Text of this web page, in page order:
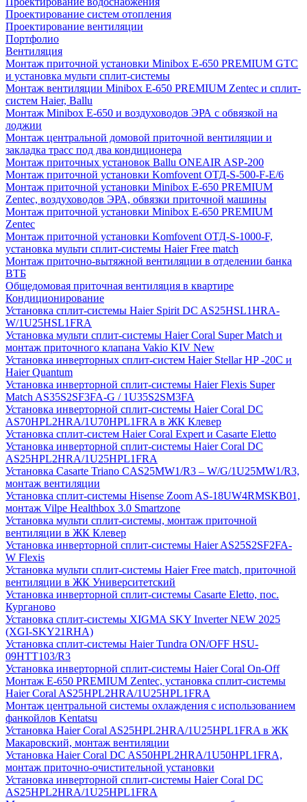
Проектирование систем отопления
Проектирование вентиляции
Портфолио
Вентиляция
Монтаж приточной установки Minibox E-650 PREMIUM GTC
и установка мульти сплит-системы
Монтаж вентиляции Minibox E-650 PREMIUM Zentec и сплит-
систем Haier, Ballu
Монтаж Minibox E-650 и воздуховодов ЭРА с обвязкой на
лоджии
Монтаж центральной домовой приточной вентиляции и
закладка трасс под два кондиционера
Монтаж приточных установок Ballu ONEAIR ASP-200
Монтаж приточной установки Komfovent ОТД-S-500-F-E/6
Монтаж приточной установки Minibox E-650 PREMIUM
Zentec, воздуховодов ЭРА, обвязки приточной машины
Монтаж приточной установки Minibox E-650 PREMIUM
Zentec
Монтаж приточной установки Komfovent ОТД-S-1000-F,
установка мульти сплит-системы Haier Free match
Монтаж приточно-вытяжной вентиляции в отделении банка
ВТБ
Общедомовая приточная вентиляция в квартире
Кондиционирование
Установка сплит-системы Haier Spirit DC AS25HSL1HRA-
W/1U25HSL1FRA
Установка мульти сплит-системы Haier Coral Super Match и
монтаж приточного клапана Vakio KIV New
Установка инверторных сплит-систем Haier Stellar HP -20С и
Haier Quantum
Установка инверторной сплит-системы Haier Flexis Super
Match AS35S2SF3FA-G / 1U35S2SM3FA
Установка инверторной сплит-системы Haier Coral DC
AS70HPL2HRA/1U70HPL1FRA в ЖК Клевер
Установка сплит-систем Haier Coral Expert и Casarte Eletto
Установка инверторной сплит-системы Haier Coral DC
AS25HPL2HRA/1U25HPL1FRA
Установка Casarte Triano CAS25MW1/R3 – W/G/1U25MW1/R3,
монтаж вентиляции
Установка сплит-системы Hisense Zoom AS-18UW4RMSKB01,
монтаж Vilpe Healthbox 3.0 Smartzone
Установка мульти сплит-системы, монтаж приточной
вентиляции в ЖК Клевер
Установка инверторной сплит-системы Haier AS25S2SF2FA-
W Flexis
Установка мульти сплит-системы Haier Free match, приточной
вентиляции в ЖК Университетский
Установка инверторной сплит-системы Casarte Eletto, пос.
Курганово
Установка сплит-системы XIGMA SKY Inverter NEW 2025
(XGI-SKY21RHA)
Установка сплит-системы Haier Tundra ON/OFF HSU-
09HTT103/R3
Установка инверторной сплит-системы Haier Coral On-Off
Монтаж E-650 PREMIUM Zentec, установка сплит-системы
Haier Coral AS25HPL2HRA/1U25HPL1FRA
Монтаж центральной системы охлаждения с использованием
фанкойлов Kentatsu
Установка Haier Coral AS25HPL2HRA/1U25HPL1FRA в ЖК
Макаровский, монтаж вентиляции
Установка Haier Coral DC AS50HPL2HRA/1U50HPL1FRA,
монтаж приточно-очистительной установки
Установка инверторной сплит-системы Haier Coral DC
AS25HPL2HRA/1U25HPL1FRA